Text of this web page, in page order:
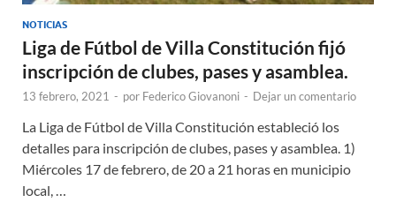
NOTICIAS
Liga de Fútbol de Villa Constitución fijó
inscripción de clubes, pases y asamblea.
13 febrero, 2021 - por Federico Giovanoni - Dejar un comentario
La Liga de Fútbol de Villa Constitución estableció los
detalles para inscripción de clubes, pases y asamblea. 1)
Miércoles 17 de febrero, de 20 a 21 horas en municipio
local, …